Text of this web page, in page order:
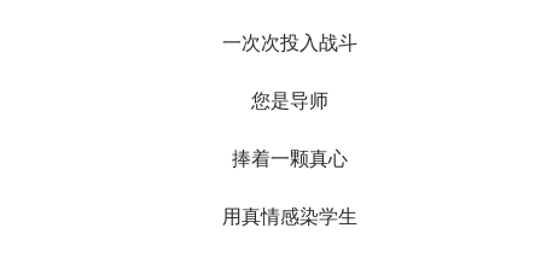
一次次投入战斗
您是导师
捧着一颗真心
用真情感染学生